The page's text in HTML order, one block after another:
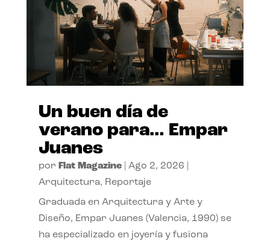
Un buen día de
verano para… Empar
Juanes
por Flat Magazine| Ago 2, 2026
Arquitectura, Reportaje
Graduada en Arquitectura y Arte y
Diseño, Empar Juanes (Valencia, 1990) se
ha especializado en joyería y fusiona